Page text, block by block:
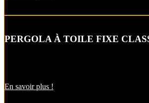
PERGOLA À TOILE FIXE
En savoir plus !